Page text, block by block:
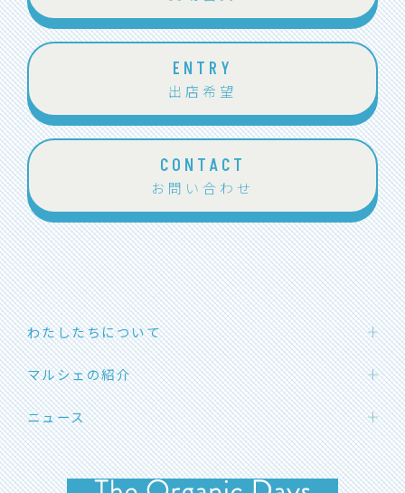
ENTRY
出店希望
CONTACT
お問い合わせ
わたしたちについて
わたしたちの想い
団体概要
メンバー紹介
応援メッセージ
マルシェの紹介
ハカタエシカルマーケット
SOLマルシェ
福岡オーガニックマルシェ
ニュース
お知らせ
イベント開催情報